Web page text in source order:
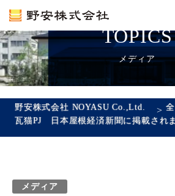
カタログ
瓦ができるまで
TOPICS
メディア
野安株式会社 NOYASU Co.,Ltd. >
メディア